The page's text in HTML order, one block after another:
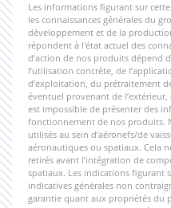
Les informations figurant sur
les connaissances générales du
développement et de la
répondent à l'état actuel des
d’action de nos produits dépend
l’utilisation concrète, de
d’exploitation, du prétraitement
éventuel provenant de
est impossible de présenter des
fonctionnement de nos produits.
utilisés au sein d’aéronefs/de
aéronautiques ou spatiaux. Cela
retirés avant l’intégration de
spatiaux. Les indications figurant
indicatives générales non
garantie quant aux propriétés du